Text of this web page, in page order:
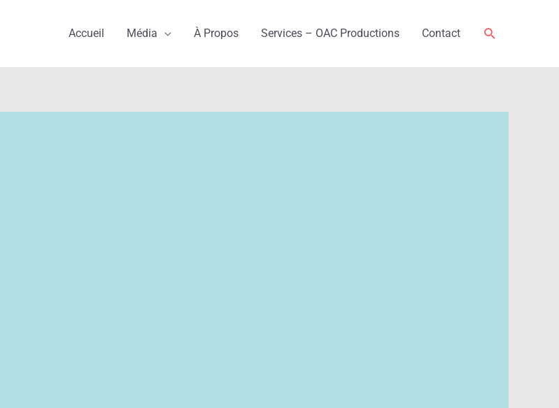
Accueil Média À Propos Services – OAC Productions Contact Rechercher